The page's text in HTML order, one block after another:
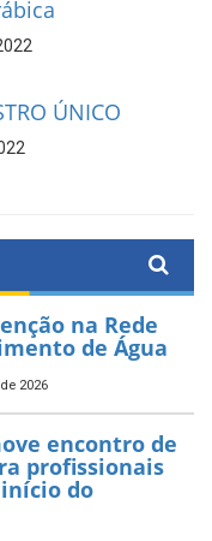
ÚNICO
na Rede
de Água
2026
encontro de
profissionais
do